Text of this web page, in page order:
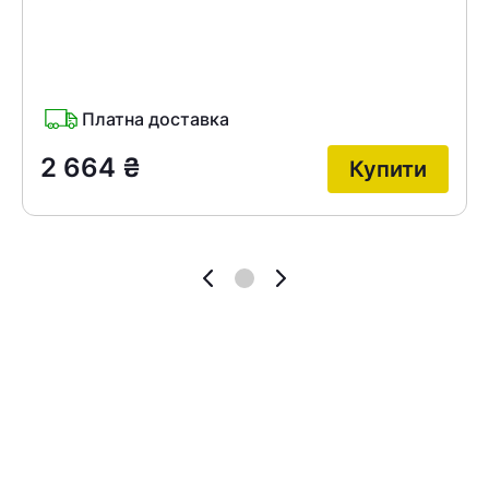
Платна доставка
2 664 ₴ Купити